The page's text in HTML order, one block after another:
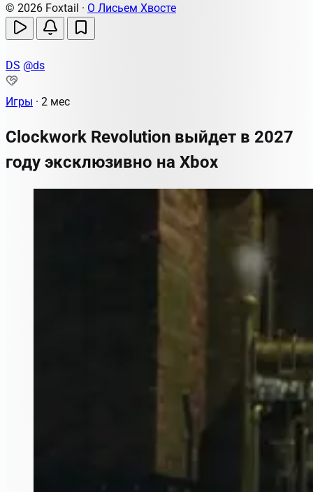
© 2026 Foxtail · О Лисьем Хвосте
DS @ds
Игры · 2 мес
Clockwork Revolution выйдет в 2027
году эксклюзивно на Xbox